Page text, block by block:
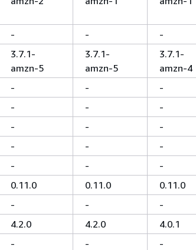
- - -
3.7.1-
amzn-5
3.7.1-
amzn-5
3.7.1-
amzn-4
- - -
- - -
- - -
- - -
- - -
0.11.0 0.11.0 0.11.0
- - -
4.2.0 4.2.0 4.0.1
- - -